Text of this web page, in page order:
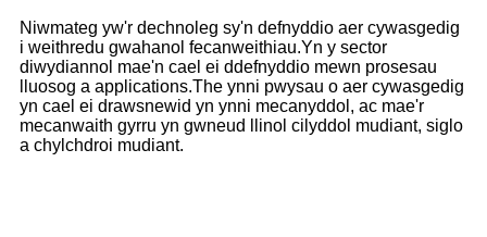
Niwmateg yw'r dechnoleg sy'n defnyddio aer cywasgedig
i weithredu gwahanol fecanweithiau.Yn y sector
diwydiannol mae'n cael ei ddefnyddio mewn prosesau
lluosog a applications.The ynni pwysau o aer cywasgedig
yn cael ei drawsnewid yn ynni mecanyddol, ac mae'r
mecanwaith gyrru yn gwneud llinol cilyddol mudiant, siglo
a chylchdroi mudiant.